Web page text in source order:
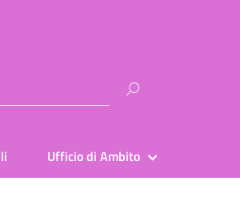
Ufficio di Ambito